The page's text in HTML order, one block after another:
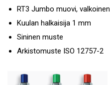
RT3 Jumbo muovi, valkoinen
Kuulan halkaisija 1 mm
Sininen muste
Arkistomuste ISO 12757-2